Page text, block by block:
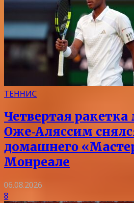
ТЕННИС
Четвертая
Оже‑Аляссим
домашнего
Монреале
06.08.2026
8